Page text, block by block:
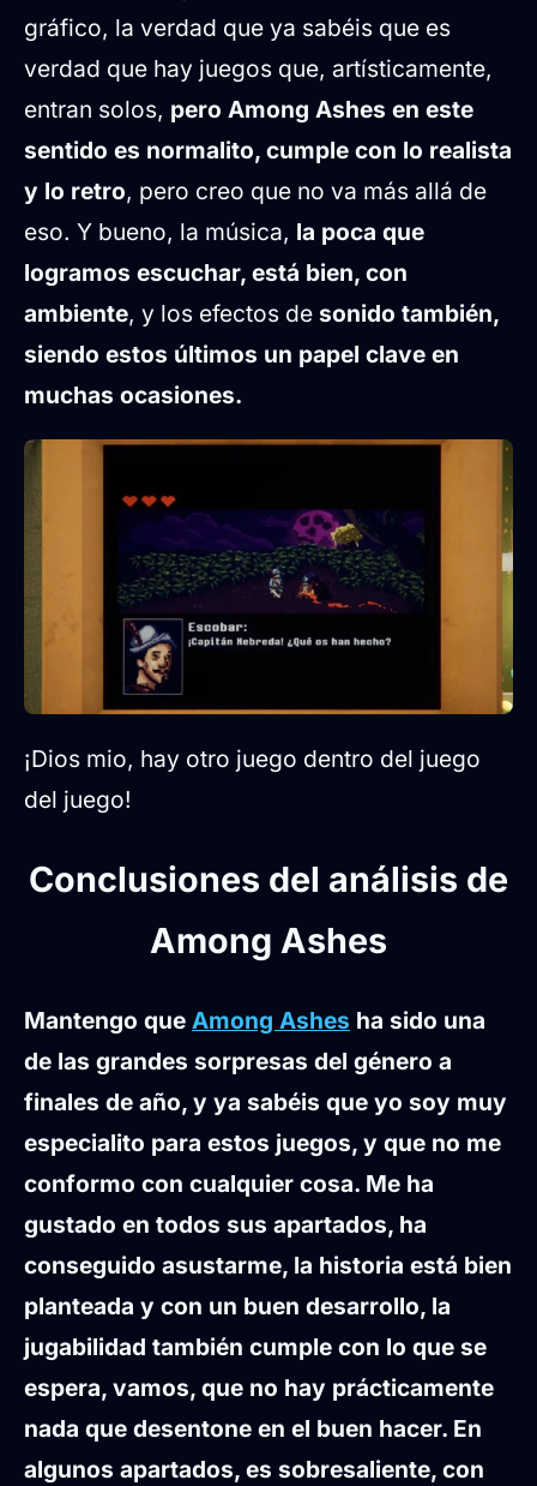
gráfico, la verdad que ya sabéis que es
verdad que hay juegos que, artísticamente,
entran solos, pero Among Ashes en este
sentido es normalito, cumple con lo realista
y lo retro, pero creo que no va más allá de
eso. Y bueno, la música, la poca que
logramos escuchar, está bien, con
ambiente, y los efectos de sonido también,
siendo estos últimos un papel clave en
muchas ocasiones.
¡Dios mio, hay otro juego dentro del juego
del juego!
Conclusiones del análisis de
Among Ashes
Mantengo que Among Ashes ha sido una
de las grandes sorpresas del género a
finales de año, y ya sabéis que yo soy muy
especialito para estos juegos, y que no me
conformo con cualquier cosa. Me ha
gustado en todos sus apartados, ha
conseguido asustarme, la historia está bien
planteada y con un buen desarrollo, la
jugabilidad también cumple con lo que se
espera, vamos, que no hay prácticamente
nada que desentone en el buen hacer. En
algunos apartados, es sobresaliente, con